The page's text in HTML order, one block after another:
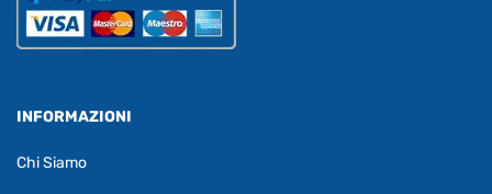
INFORMAZIONI
Chi Siamo